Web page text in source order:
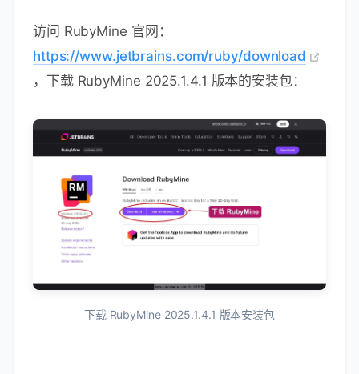
访问 RubyMine 官网：
https://www.jetbrains.com/ruby/download
，下载 RubyMine 2025.1.4.1 版本的安装包：
下载 RubyMine 2025.1.4.1 版本安装包